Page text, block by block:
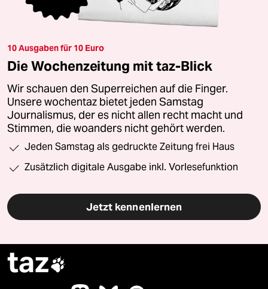
10 Ausgaben für 10 Euro
Die Wochenzeitung mit taz-Blick
Wir schauen den Superreichen auf die Finger.
Unsere wochentaz bietet jeden Samstag
Journalismus, der es nicht allen recht macht und
Stimmen, die woanders nicht gehört werden.
Jeden Samstag als gedruckte Zeitung frei Haus
Zusätzlich digitale Ausgabe inkl. Vorlesefunktion
Jetzt kennenlernen
taz